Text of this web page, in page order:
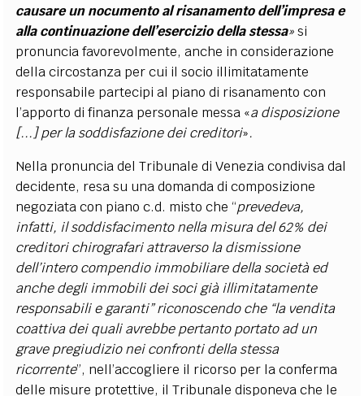
causare un nocumento al risanamento dell’impresa e
alla continuazione dell’esercizio della stessa»si
pronuncia favorevolmente, anche in considerazione
della circostanza per cui il socio illimitatamente
responsabile partecipi al piano di risanamento con
l’apporto di finanza personale messa «a disposizione
[...] per la soddisfazione dei creditori».
Nella pronuncia del Tribunale di Venezia condivisa dal
decidente, resa su una domanda di composizione
negoziata con piano c.d. misto che “prevedeva,
infatti, il soddisfacimento nella misura del 62% dei
creditori chirografari attraverso la dismissione
dell’intero compendio immobiliare della società ed
anche degli immobili dei soci già illimitatamente
responsabili e garanti” riconoscendo che “la vendita
coattiva dei quali avrebbe pertanto portato ad un
grave pregiudizio nei confronti della stessa
ricorrente”, nell’accogliere il ricorso per la conferma
delle misure protettive, il Tribunale disponeva che le